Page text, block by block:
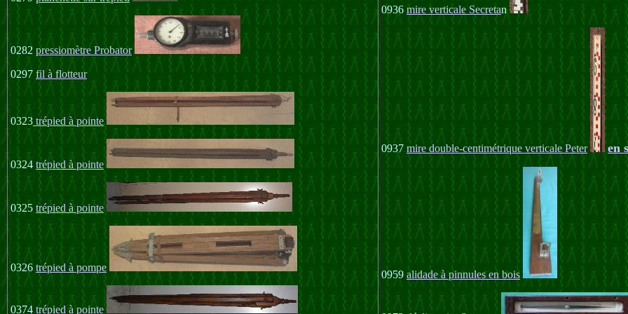
0282 pressiomètre Probator
0297 fil à flotteur
0323 trépied à pointe
0324 trépied à pointe
0325 trépied à pointe
0326 trépied à pompe
0374 trépied à pointe
0936 mire verticale Secretan
0937 mire double-centimétrique verticale Peter en
0959 alidade à pinnules en bois